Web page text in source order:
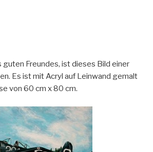
Freundes, ist dieses Bild einer
Es ist mit Acryl auf Leinwand gemalt
von 60 cm x 80 cm.